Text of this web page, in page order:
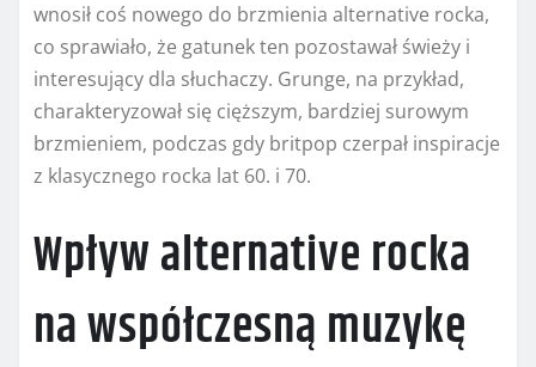
wnosił coś nowego do brzmienia alternative rocka,
co sprawiało, że gatunek ten pozostawał świeży i
interesujący dla słuchaczy. Grunge, na przykład,
charakteryzował się cięższym, bardziej surowym
brzmieniem, podczas gdy britpop czerpał inspiracje
z klasycznego rocka lat 60. i 70.
Wpływ alternative rocka
na współczesną muzykę